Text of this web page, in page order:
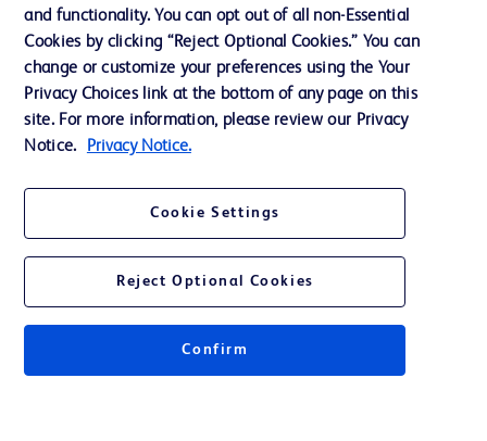
Preferencias de cookies
Privacidad
Términos de uso
registradas de Becton, Dickinson and Company. Las demás marcas
registradas son propiedad de sus respectivos propietarios.
No todos los productos están disponibles en todos los países. Para obtener una
and functionality. You can opt out of all non-Essential
Cookies by clicking “Reject Optional Cookies.” You can
change or customize your preferences using the Your
Privacy Choices link at the bottom of any page on this
site. For more information, please review our Privacy
Notice.
Privacy Notice.
Cookie Settings
Reject Optional Cookies
Confirm